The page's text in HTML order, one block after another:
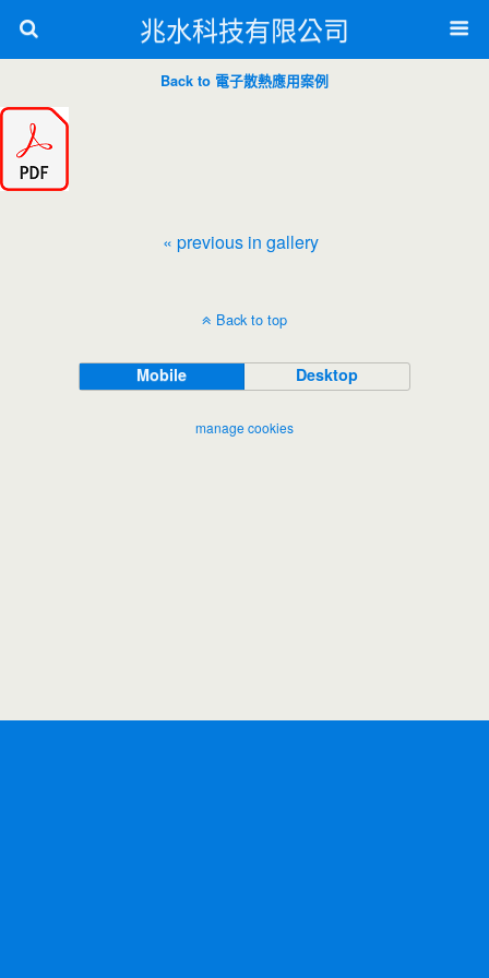
兆水科技有限公司
Back to 電子散熱應用案例
« previous in gallery
Back to top
Mobile Desktop
manage cookies